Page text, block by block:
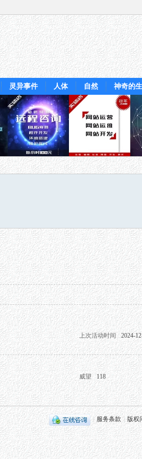
灵异事件 人体 自然 神奇的
上次活动时间
2024-
威望
118
服务条款 版权